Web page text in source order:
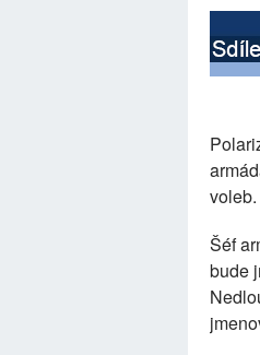
Šéf
bude